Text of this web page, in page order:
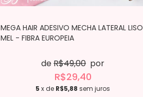
MEGA HAIR ADESIVO MECHA LATERAL LISO
MEL - FIBRA EUROPEIA
deR$49,00 por
R$29,40
5 x de R$5,88 sem juros